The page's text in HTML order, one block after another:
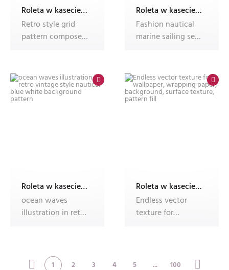
Roleta w kasecie z nadrukiem
Retro style grid
pattern composed
Roleta w kasecie z nadrukiem
Fashion nautical
marine sailing sea
Roleta w kasecie z nadrukiem
ocean waves
illustration in retro
Roleta w kasecie z nadrukiem
Endless vector
texture for
1 2 3 4 5 ... 100